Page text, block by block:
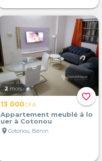
favorite_border
2 mois
13 000CFA
Appartement meublé à lo
uer à Cotonou
location_on Cotonou, Bénin